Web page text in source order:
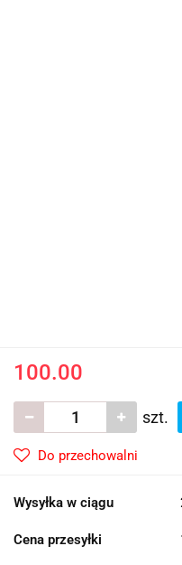
100.00
szt.
Do przechowalni
Wysyłka w ciągu
Cena przesyłki